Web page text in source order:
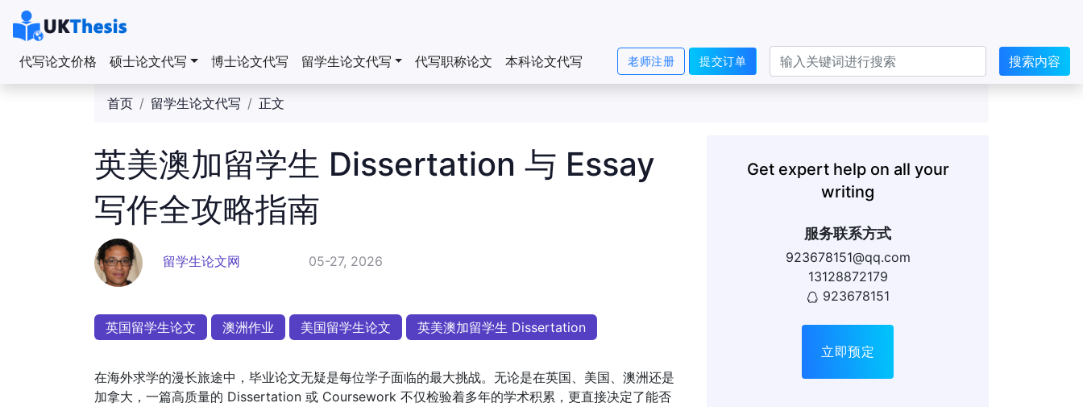
代写论文价格 硕士论文代写 博士论文代写 留学生论文代写 代写职称论文 本科论文代写 搜索内容
老师注册 提交订单
首页 留学生论文代写 正文
英美澳加留学生 Dissertation 与 Essay
写作全攻略指南
留学生论文网 05-27, 2026
英国留学生论文 澳洲作业 美国留学生论文 英美澳加留学生 Dissertation
在海外求学的漫长旅途中，毕业论文无疑是每位学子面临的最大挑战。无论是在英国、美国、澳洲还是
加拿大，一篇高质量的 Dissertation 或 Coursework 不仅检验着多年的学术积累，更直接决定了能否
Get expert help on all your
writing
服务联系方式
923678151@qq.com
13128872179
923678151
立即预定